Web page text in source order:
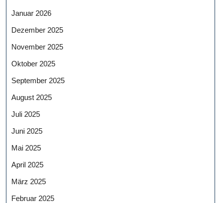
Januar 2026
Dezember 2025
November 2025
Oktober 2025
September 2025
August 2025
Juli 2025
Juni 2025
Mai 2025
April 2025
März 2025
Februar 2025